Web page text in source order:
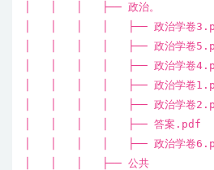
│ │ │ ├── 政治。
│ │ │ │ ├── 政治学卷
│ │ │ │ ├── 政治学卷
│ │ │ │ ├── 政治学卷
│ │ │ │ ├── 政治学卷
│ │ │ │ ├── 政治学卷
│ │ │ │ ├── 答案.pdf
│ │ │ │ ├── 政治学卷
│ │ │ ├── 公共